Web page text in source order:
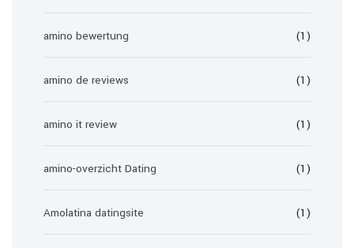
amino bewertung (1)
amino de reviews (1)
amino it review (1)
amino-overzicht Dating (1)
Amolatina datingsite (1)